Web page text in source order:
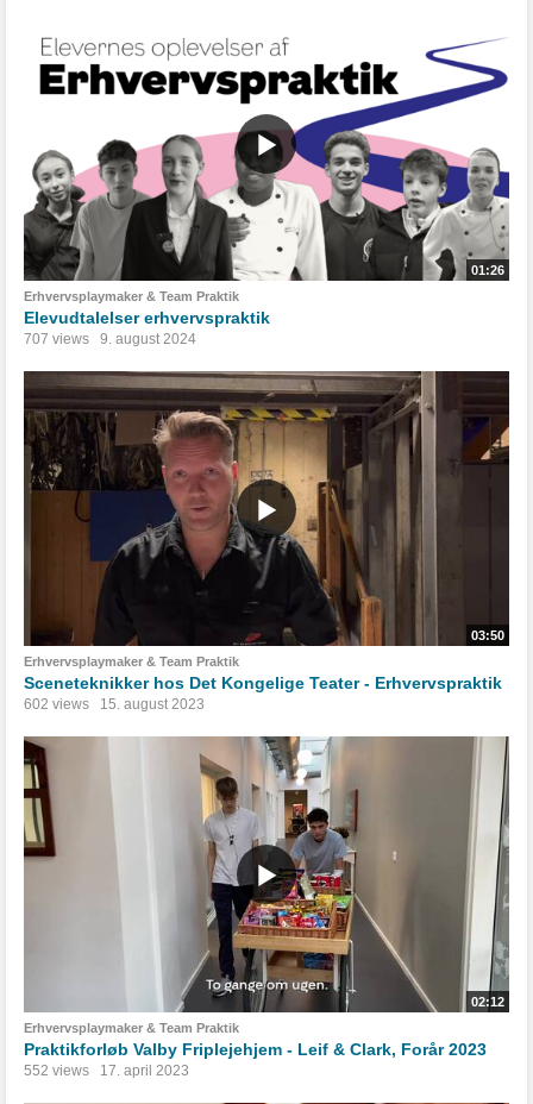
01:26
Erhvervsplaymaker & Team Praktik
Elevudtalelser erhvervspraktik
707 views 9. august 2024
03:50
Erhvervsplaymaker & Team Praktik
Sceneteknikker hos Det Kongelige Teater - Erhvervspraktik
602 views 15. august 2023
02:12
Erhvervsplaymaker & Team Praktik
Praktikforløb Valby Friplejehjem - Leif & Clark, Forår 2023
552 views 17. april 2023